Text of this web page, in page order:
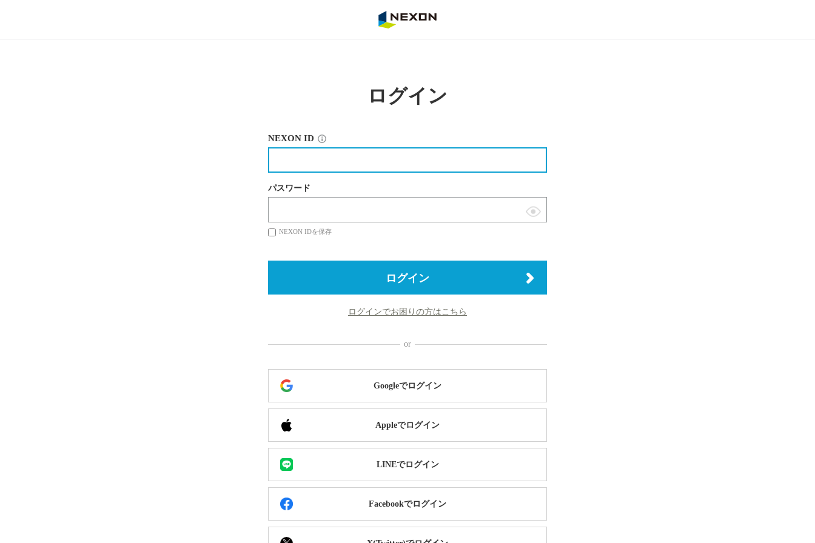
ログイン
NEXON ID
パスワード
表
替
NEXON IDを保存
ログイン
ログインでお困りの方はこちら
Googleでログイン
Appleでログイン
LINEでログイン
Facebookでログイン